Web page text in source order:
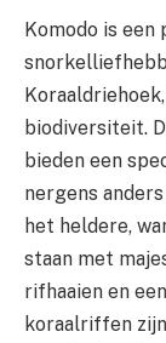
Komodo is een
biodiversiteit.
bieden een
nergens
het heldere,
staan met
rifhaaien en
koraalriffen